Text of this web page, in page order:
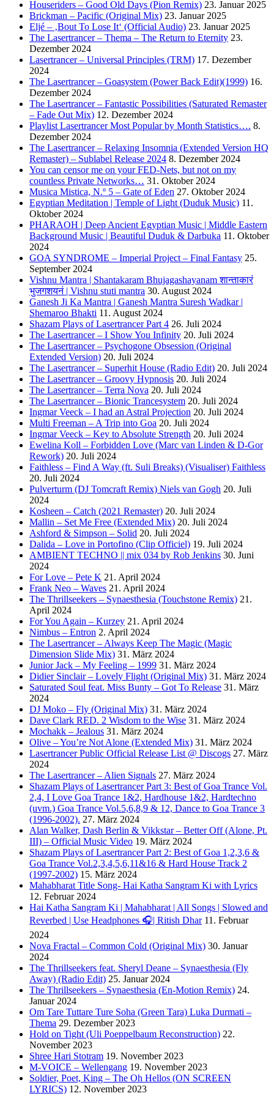
Houseriders – Good Old Days (Pion Remix) 23. Januar 2025
Brickman – Pacific (Original Mix) 23. Januar 2025
Eljé – ‚Bout To Lose It‘ (Official Audio) 23. Januar 2025
The Lasertrancer – Thema – The Return to Eternity 23.
Dezember 2024
Lasertrancer – Universal Principles (TRM) 17. Dezember
2024
The Lasertrancer – Goasystem (Power Back Edit)(1999) 16.
Dezember 2024
The Lasertrancer – Fantastic Possibilities (Saturated Remaster
– Fade Out Mix) 12. Dezember 2024
Playlist Lasertrancer Most Popular by Month Statistics…. 8.
Dezember 2024
The Lasertrancer – Relaxing Insomnia (Extended Version HQ
Remaster) – Sublabel Release 2024 8. Dezember 2024
You can censor me on your FED-Nets, but not on my
countless Private Networks… 31. Oktober 2024
Musica Mistica, N.º 5 – Gate of Eden 27. Oktober 2024
Egyptian Meditation | Temple of Light (Duduk Music) 11.
Oktober 2024
PHARAOH | Deep Ancient Egyptian Music | Middle Eastern
Background Music | Beautiful Duduk & Darbuka 11. Oktober
2024
GOA SYNDROME – Imperial Project – Final Fantasy 25.
September 2024
Vishnu Mantra | Shantakaram Bhujagashayanam शान्ताकारं
भुजगशयनं | Vishnu stuti mantra 30. August 2024
Ganesh Ji Ka Mantra | Ganesh Mantra Suresh Wadkar |
Shemaroo Bhakti 11. August 2024
Shazam Plays of Lasertrancer Part 4 26. Juli 2024
The Lasertrancer – I Show You Infinity 20. Juli 2024
The Lasertrancer – Psychogone Obsession (Original
Extended Version) 20. Juli 2024
The Lasertrancer – Superhit House (Radio Edit) 20. Juli 2024
The Lasertrancer – Groovy Hypnosis 20. Juli 2024
The Lasertrancer – Terra Nova 20. Juli 2024
The Lasertrancer – Bionic Trancesystem 20. Juli 2024
Ingmar Veeck – I had an Astral Projection 20. Juli 2024
Multi Freeman – A Trip into Goa 20. Juli 2024
Ingmar Veeck – Key to Absolute Strength 20. Juli 2024
Ewelina Koll – Forbidden Love (Marc van Linden & D-Gor
Rework) 20. Juli 2024
Faithless – Find A Way (ft. Suli Breaks) (Visualiser) Faithless
20. Juli 2024
Pulverturm (DJ Tomcraft Remix) Niels van Gogh 20. Juli
2024
Kosheen – Catch (2021 Remaster) 20. Juli 2024
Mallin – Set Me Free (Extended Mix) 20. Juli 2024
Ashford & Simpson – Solid 20. Juli 2024
Dalida – Love in Portofino (Clip Officiel) 19. Juli 2024
AMBIENT TECHNO || mix 034 by Rob Jenkins 30. Juni
2024
For Love – Pete K 21. April 2024
Frank Neo – Waves 21. April 2024
The Thrillseekers – Synaesthesia (Touchstone Remix) 21.
April 2024
For You Again – Kurzey 21. April 2024
Nimbus – Entron 2. April 2024
The Lasertrancer – Always Keep The Magic (Magic
Dimension Slide Mix) 31. März 2024
Junior Jack – My Feeling – 1999 31. März 2024
Didier Sinclair – Lovely Flight (Original Mix) 31. März 2024
Saturated Soul feat. Miss Bunty – Got To Release 31. März
2024
DJ Moko – Fly (Original Mix) 31. März 2024
Dave Clark RED. 2 Wisdom to the Wise 31. März 2024
Mochakk – Jealous 31. März 2024
Olive – You’re Not Alone (Extended Mix) 31. März 2024
Lasertrancer Public Official Release List @ Discogs 27. März
2024
The Lasertrancer – Alien Signals 27. März 2024
Shazam Plays of Lasertrancer Part 3: Best of Goa Trance Vol.
2,4, I Love Goa Trance 1&2, Hardhouse 1&2, Hardtechno
(uvm.) Goa Trance Vol.5,6,8,9 & 12, Dance to Goa Trance 3
(1996-2002). 27. März 2024
Alan Walker, Dash Berlin & Vikkstar – Better Off (Alone, Pt.
III) – Official Music Video 19. März 2024
Shazam Plays of Lasertrancer Part 2: Best of Goa 1,2,3,6 &
Goa Trance Vol.2,3,4,5,6,11&16 & Hard House Track 2
(1997-2002) 15. März 2024
Mahabharat Title Song- Hai Katha Sangram Ki with Lyrics
12. Februar 2024
Hai Katha Sangram Ki | Mahabharat | All Songs | Slowed and
Reverbed | Use Headphones 🎧| Ritish Dhar 11. Februar
2024
Nova Fractal – Common Cold (Original Mix) 30. Januar
2024
The Thrillseekers feat. Sheryl Deane – Synaesthesia (Fly
Away) (Radio Edit) 25. Januar 2024
The Thrillseekers – Synaesthesia (En-Motion Remix) 24.
Januar 2024
Om Tare Tuttare Ture Soha (Green Tara) Luka Durmati –
Thema 29. Dezember 2023
Hold on Tight (Uli Poeppelbaum Reconstruction) 22.
November 2023
Shree Hari Stotram 19. November 2023
M-VOICE – Wellengang 19. November 2023
Soldier, Poet, King – The Oh Hellos (ON SCREEN
LYRICS) 12. November 2023